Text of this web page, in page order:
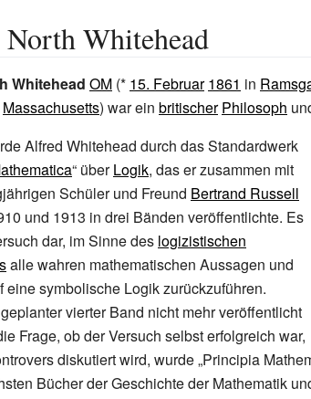
Whitehead
Whitehead OM (* 15. Februar 1861 in
Massachusetts) war ein britischer Philosoph
Alfred Whitehead durch das Standardwerk
“ überLogik, das er zusammen mit
Schüler und Freund Bertrand Russell
und 1913 in drei Bänden veröffentlichte. Es
dar, im Sinne des logizistischen
alle wahren mathematischen Aussagen und
eine symbolische Logik zurückzuführen.
vierter Band nicht mehr veröffentlicht
Frage, ob der Versuch selbst erfolgreich war,
diskutiert wird, wurde „Principia
Bücher der Geschichte der Mathematik